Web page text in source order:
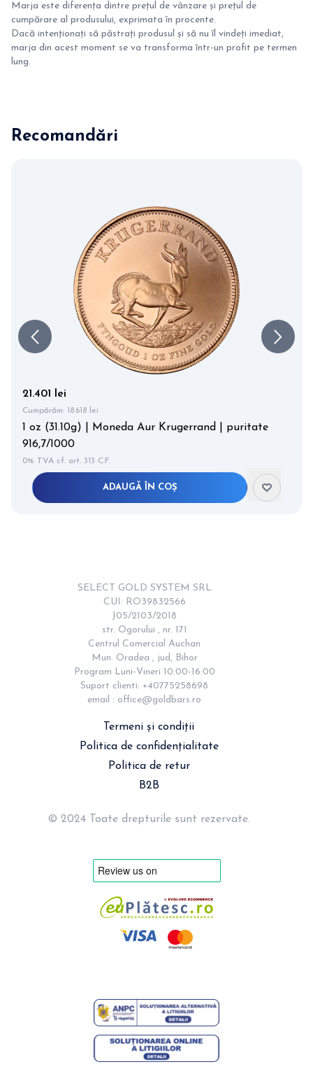
Marja este diferența dintre prețul de vânzare și prețul de
cumpărare al produsului, exprimata în procente.
Dacă intenționați să păstrați produsul și să nu îl vindeți imediat,
marja din acest moment se va transforma într-un profit pe termen
lung.
Recomandări
21.401 lei
Cumpărăm: 18.618 lei
1 oz (31.10g) | Moneda Aur Krugerrand | puritate
916,7/1000
0% TVA cf. art. 313 C.F.
ADAUGĂ ÎN COȘ
SELECT GOLD SYSTEM SRL
CUI: RO39832566
J05/2103/2018
str. Ogorului , nr. 171
Centrul Comercial Auchan
Mun. Oradea , jud, Bihor
Program Luni-Vineri 10:00-16:00
Suport clienti: +40775258698
email : office@goldbars.ro
Termeni și condiții
Politica de confidențialitate
Politica de retur
B2B
© 2024 Toate drepturile sunt rezervate.